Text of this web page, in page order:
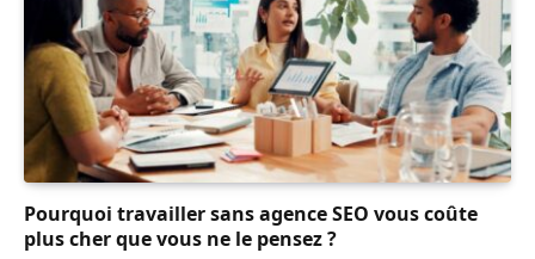
Pourquoi travailler sans agence SEO vous coûte
plus cher que vous ne le pensez ?